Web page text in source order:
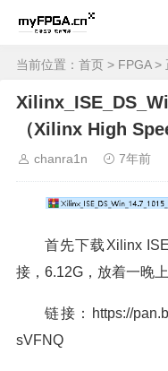
当前位置： 首页 > FPGA>
（Xilinx High
chanra1n 7年前
首先下载Xilinx
接，6.12G，放着一晚
链接：https://
sVFNQ